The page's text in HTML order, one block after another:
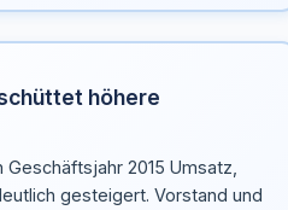
höhere
2015 Umsatz,
gesteigert. Vorstand und